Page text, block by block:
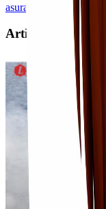
asuransi pengangkutan
Artikel Terkait